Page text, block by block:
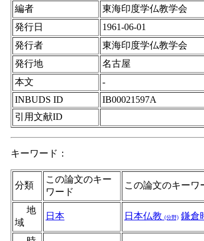
編者
東海印度学仏教学会
発行日
1961-06-01
発行者
東海印度学仏教学会
発行地
名古屋
本文
-
INBUDS ID
IB00021597A
引用文献ID
キーワード：
分類
この論文のキー
ワード
この論文のキーワ
地
域
日本 日本仏教 (分野) 鎌倉